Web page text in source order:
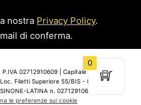
nostra Privacy Policy.
di conferma.
02712910609 | Capitale Sociale
Filetti Superiore 55/BIS - 03031
LATINA n. 02712910609 | REA
le preferenze sui cookie
0